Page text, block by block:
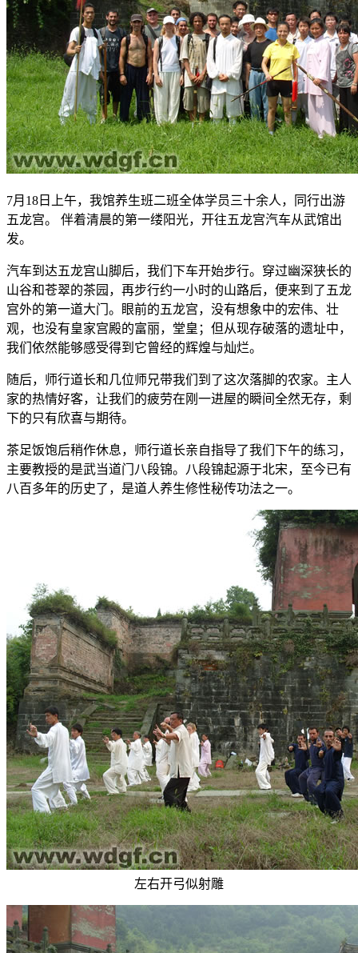
7月18日上午，我馆养生班二班全体学员三十余人，同行出游
五龙宫。 伴着清晨的第一缕阳光，开往五龙宫汽车从武馆出
发。
汽车到达五龙宫山脚后，我们下车开始步行。穿过幽深狭长的
山谷和苍翠的茶园，再步行约一小时的山路后，便来到了五龙
宫外的第一道大门。眼前的五龙宫，没有想象中的宏伟、壮
观，也没有皇家宫殿的富丽，堂皇；但从现存破落的遗址中，
我们依然能够感受得到它曾经的辉煌与灿烂。
随后，师行道长和几位师兄带我们到了这次落脚的农家。主人
家的热情好客，让我们的疲劳在刚一进屋的瞬间全然无存，剩
下的只有欣喜与期待。
茶足饭饱后稍作休息，师行道长亲自指导了我们下午的练习，
主要教授的是武当道门八段锦。八段锦起源于北宋，至今已有
八百多年的历史了，是道人养生修性秘传功法之一。
左右开弓似射雕